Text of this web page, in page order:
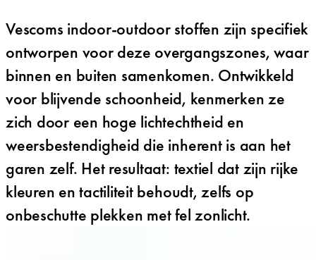
Vescoms indoor-outdoor stoffen zijn specifiek
ontworpen voor deze overgangszones, waar
binnen en buiten samenkomen. Ontwikkeld
voor blijvende schoonheid, kenmerken ze
zich door een hoge lichtechtheid en
weersbestendigheid die inherent is aan het
garen zelf. Het resultaat: textiel dat zijn rijke
kleuren en tactiliteit behoudt, zelfs op
onbeschutte plekken met fel zonlicht.